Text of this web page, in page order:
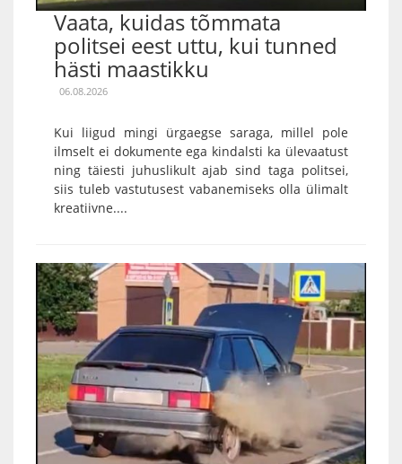
Vaata, kuidas tõmmata
politsei eest uttu, kui tunned
hästi maastikku
06.08.2026
Kui liigud mingi ürgaegse saraga, millel pole
ilmselt ei dokumente ega kindalsti ka ülevaatust
ning täiesti juhuslikult ajab sind taga politsei,
siis tuleb vastutusest vabanemiseks olla ülimalt
kreatiivne....